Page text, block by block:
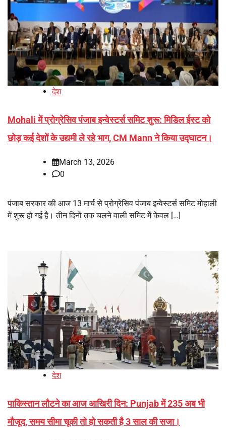
देश
Mohali में प्रोग्रेसिव पंजाब इन्वेस्टर्स समिट शुरू: मिडिल ईस्ट को
छोड़ कई देशों के उद्यमी ले रहे भाग, CM Mann ने किया उद्घाटन।
March 13, 2026
0
पंजाब सरकार की आज 13 मार्च से प्रोग्रेसिव पंजाब इन्वेस्टर्स समिट मोहाली
में शुरू हो गई है। तीन दिनों तक चलने वाली समिट में केवल […]
देश
पाकिस्तान लौटने का आज आखिरी दिन: Punjab में 235 अब भी
मौजूद, समय सीमा चूकी तो हो सकती है 3 साल की सजा।